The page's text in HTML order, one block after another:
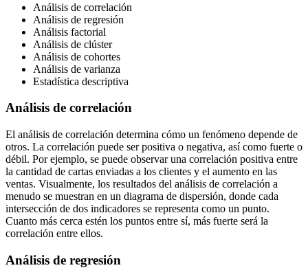
Análisis de correlación
Análisis de regresión
Análisis factorial
Análisis de clúster
Análisis de cohortes
Análisis de varianza
Estadística descriptiva
Análisis de correlación
El análisis de correlación determina cómo un fenómeno depende de
otros. La correlación puede ser positiva o negativa, así como fuerte o
débil. Por ejemplo, se puede observar una correlación positiva entre
la cantidad de cartas enviadas a los clientes y el aumento en las
ventas. Visualmente, los resultados del análisis de correlación a
menudo se muestran en un diagrama de dispersión, donde cada
intersección de dos indicadores se representa como un punto.
Cuanto más cerca estén los puntos entre sí, más fuerte será la
correlación entre ellos.
Análisis de regresión